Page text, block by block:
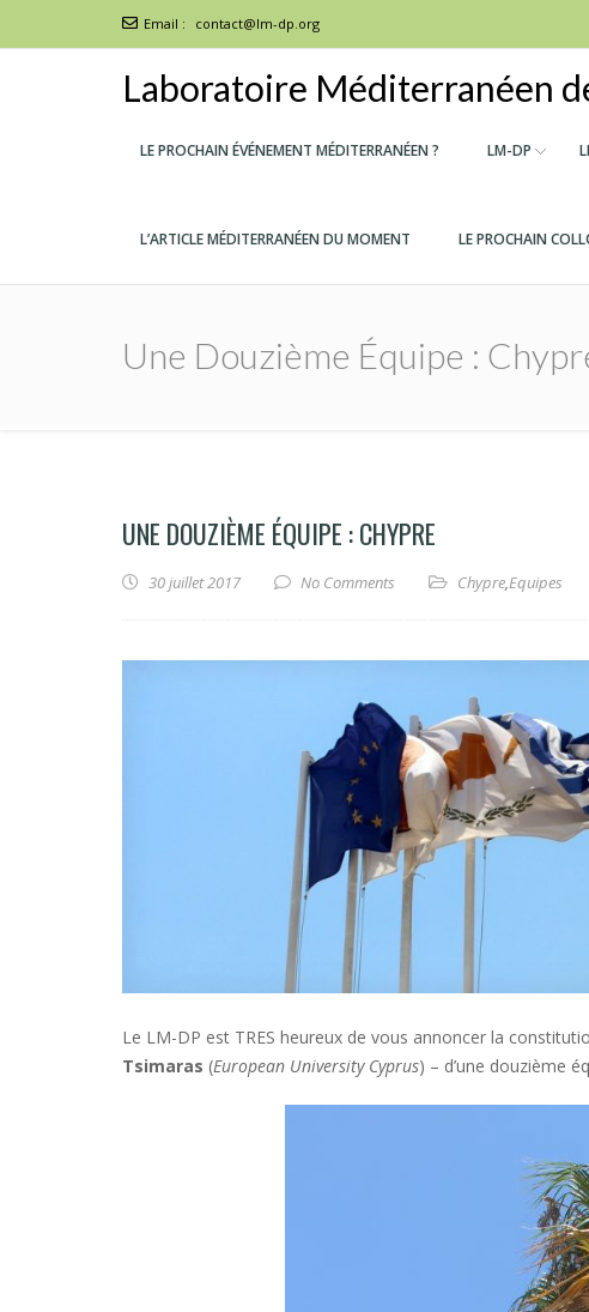
Email : contact@lm-dp.org
Laboratoire Méditerranéen
LE PROCHAIN ÉVÉNEMENT MÉDITERRANÉEN ? LM-DP
L’ARTICLE MÉDITERRANÉEN DU MOMENT LE PROCHAIN
Une Douzième Équipe :
UNE DOUZIÈME ÉQUIPE : CHYPRE
30 juillet 2017 No Comments Chypre,Equipes
Le LM-DP est TRES heureux de vous annoncer la
Tsimaras (European University Cyprus) – d’une douzième